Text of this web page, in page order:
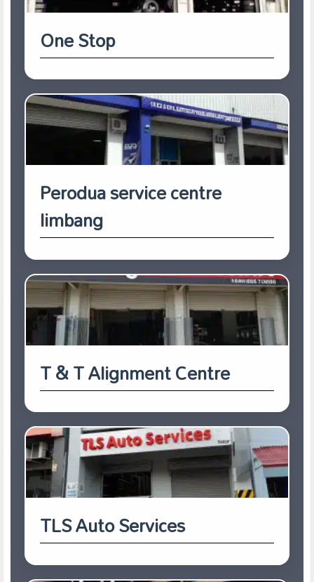
One Stop
Perodua service centre
limbang
T & T Alignment Centre
TLS Auto Services